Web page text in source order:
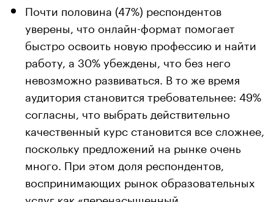
Почти половина (47%) респондентов
уверены, что онлайн-формат помогает
быстро освоить новую профессию и найти
работу, а 30% убеждены, что без него
невозможно развиваться. В то же время
аудитория становится требовательнее: 49%
согласны, что выбрать действительно
качественный курс становится все сложнее,
поскольку предложений на рынке очень
много. При этом доля респондентов,
воспринимающих рынок образовательных
услуг как «перенасыщенный